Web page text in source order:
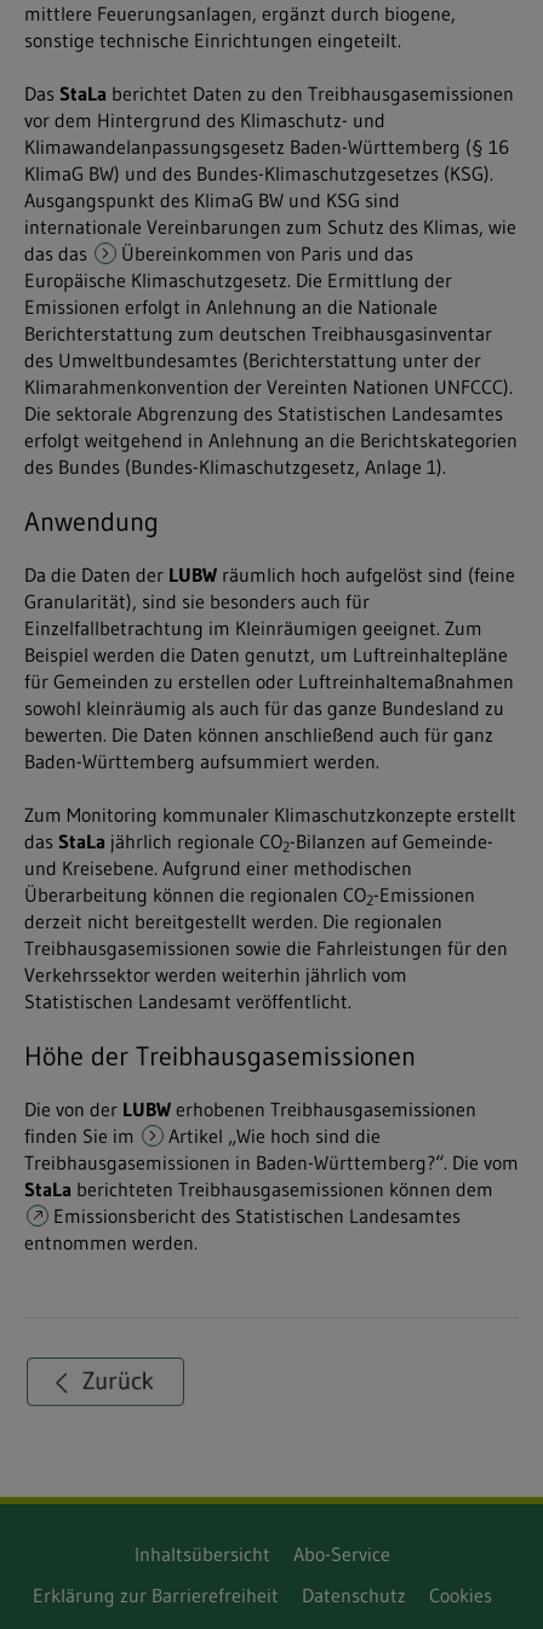
mittlere Feuerungsanlagen, ergänzt durch biogene,
sonstige technische Einrichtungen eingeteilt.
Das StaLa berichtet Daten zu den Treibhausgasemissionen
vor dem Hintergrund des Klimaschutz- und
Klimawandelanpassungsgesetz Baden-Württemberg (§ 16
KlimaG BW) und des Bundes-Klimaschutzgesetzes (KSG).
Ausgangspunkt des KlimaG BW und KSG sind
internationale Vereinbarungen zum Schutz des Klimas, wie
das das
Übereinkommen von Paris und das
Europäische Klimaschutzgesetz. Die Ermittlung der
Emissionen erfolgt in Anlehnung an die Nationale
Berichterstattung zum deutschen Treibhausgasinventar
des Umweltbundesamtes (Berichterstattung unter der
Klimarahmenkonvention der Vereinten Nationen UNFCCC).
Die sektorale Abgrenzung des Statistischen Landesamtes
erfolgt weitgehend in Anlehnung an die Berichtskategorien
des Bundes (Bundes-Klimaschutzgesetz, Anlage 1).
Anwendung
Da die Daten der LUBW räumlich hoch aufgelöst sind (feine
Granularität), sind sie besonders auch für
Einzelfallbetrachtung im Kleinräumigen geeignet. Zum
Beispiel werden die Daten genutzt, um Luftreinhaltepläne
für Gemeinden zu erstellen oder Luftreinhaltemaßnahmen
sowohl kleinräumig als auch für das ganze Bundesland zu
bewerten. Die Daten können anschließend auch für ganz
Baden-Württemberg aufsummiert werden.
Zum Monitoring kommunaler Klimaschutzkonzepte erstellt
das StaLa jährlich regionale CO2-Bilanzen auf Gemeinde-
und Kreisebene. Aufgrund einer methodischen
Überarbeitung können die regionalen CO2-Emissionen
derzeit nicht bereitgestellt werden. Die regionalen
Treibhausgasemissionen sowie die Fahrleistungen für den
Verkehrssektor werden weiterhin jährlich vom
Statistischen Landesamt veröffentlicht.
Höhe der Treibhausgasemissionen
Die von der LUBW erhobenen Treibhausgasemissionen
finden Sie im
Artikel „Wie hoch sind die
Treibhausgasemissionen in Baden-Württemberg?“. Die vom
StaLa berichteten Treibhausgasemissionen können dem
Emissionsbericht des Statistischen Landesamtes
entnommen werden.
Inhaltsübersicht
Abo-Service
Erklärung zur Barrierefreiheit
Datenschutz
Cookies